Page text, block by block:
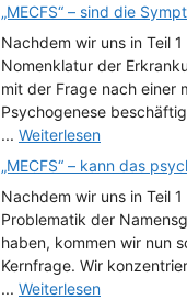
„MECFS“ – sind die
Nachdem wir uns in Teil
Nomenklatur der
mit der Frage nach einer
Psychogenese
... Weiterlesen
„MECFS“ – kann das
Nachdem wir uns in Teil
Problematik der
haben, kommen wir nun
Kernfrage. Wir
... Weiterlesen